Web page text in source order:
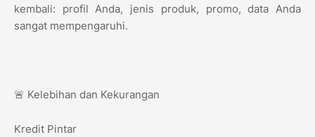
kembali: profil Anda, jenis produk, promo, data Anda
sangat mempengaruhi.
🚨 Kelebihan dan Kekurangan
Kredit Pintar